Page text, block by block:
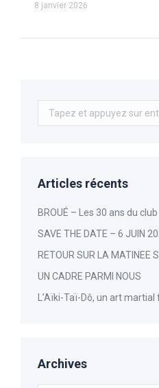
8 janvier 2026
Recherche
:
Articles récents
BROUÉ – Les 30 ans du club
SAVE THE DATE – 6 JUIN
RETOUR SUR LA MATINEE
UN CADRE PARMI NOUS
L’Aïki-Taï-Dô, un art
Archives